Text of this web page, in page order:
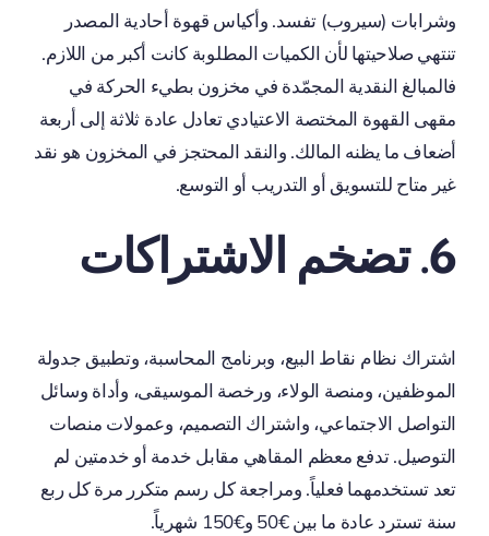
وشرابات (سيروب) تفسد. وأكياس قهوة أحادية المصدر
تنتهي صلاحيتها لأن الكميات المطلوبة كانت أكبر من اللازم.
فالمبالغ النقدية المجمّدة في مخزون بطيء الحركة في
مقهى القهوة المختصة الاعتيادي تعادل عادة ثلاثة إلى أربعة
أضعاف ما يظنه المالك. والنقد المحتجز في المخزون هو نقد
غير متاح للتسويق أو التدريب أو التوسع.
6. تضخم الاشتراكات
اشتراك نظام نقاط البيع، وبرنامج المحاسبة، وتطبيق جدولة
الموظفين، ومنصة الولاء، ورخصة الموسيقى، وأداة وسائل
التواصل الاجتماعي، واشتراك التصميم، وعمولات منصات
التوصيل. تدفع معظم المقاهي مقابل خدمة أو خدمتين لم
تعد تستخدمهما فعلياً. ومراجعة كل رسم متكرر مرة كل ربع
سنة تسترد عادة ما بين €50 و€150 شهرياً.